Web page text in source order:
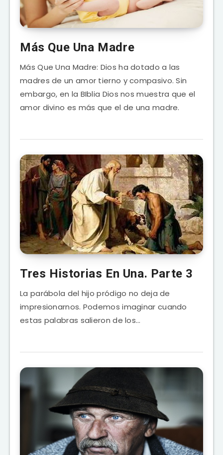
Más Que Una Madre
Más Que Una Madre: Dios ha dotado a las
madres de un amor tierno y compasivo. Sin
embargo, en la BIblia Dios nos muestra que el
amor divino es más que el de una madre.
Tres Historias En Una. Parte 3
La parábola del hijo pródigo no deja de
impresionarnos. Podemos imaginar cuando
estas palabras salieron de los…